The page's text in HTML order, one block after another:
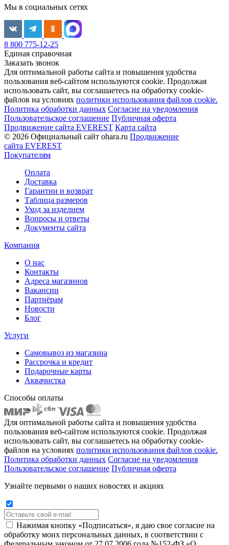
Мы в социальных сетях
8 800 775-12-25
Единая справочная
Заказать звонок
Для оптимальной работы сайта и повышения удобства
пользования веб-сайтом используются cookie. Продолжая
использовать сайт, вы соглашаетесь на обработку cookie-
файлов на условиях политики использования файлов cookie.
Политика обработки данных Согласие на уведомления
Пользовательское соглашение Публичная оферта
Продвижение сайта EVEREST Карта сайта
© 2026 Официальный сайт ohara.ru Продвижение
сайта EVEREST
Покупателям
Оплата
Доставка
Гарантии и возврат
Таблица размеров
Уход за изделием
Вопросы и ответы
Документы сайта
Компания
О нас
Контакты
Адреса магазинов
Вакансии
Партнёрам
Новости
Блог
Услуги
Самовывоз из магазина
Рассрочка и кредит
Подарочные карты
Аквачистка
Способы оплаты
Для оптимальной работы сайта и повышения удобства
пользования веб-сайтом используются cookie. Продолжая
использовать сайт, вы соглашаетесь на обработку cookie-
файлов на условиях политики использования файлов cookie.
Политика обработки данных Согласие на уведомления
Пользовательское соглашение Публичная оферта
Узнайте первыми о наших новостях и акциях
Нажимая кнопку «Подписаться», я даю свое согласие на
обработку моих персональных данных, в соответствии с